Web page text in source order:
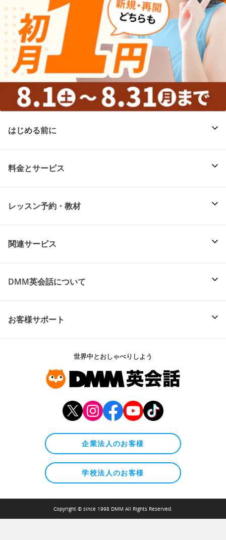
はじめる前に
料金とサービス
レッスン予約・教材
関連サービス
DMM英会話について
お客様サポート
世界中とおしゃべりしよう
企業法人のお客様
学校法人のお客様
Copyright © since 1998 DMM All Rights Reserved.